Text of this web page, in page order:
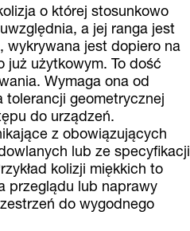
o której stosunkowo
a jej ranga jest
wykrywana jest dopiero na
użytkowym. To dość
Wymaga ona od
tolerancji geometrycznej
do urządzeń.
z obowiązujących
lub ze specyfikacji
kolizji miękkich to
przeglądu lub naprawy
do wygodnego